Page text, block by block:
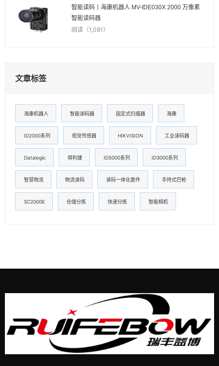
智能读码丨海康机器人 MV-IDE030X 2000 万像素
智能读码器
阅读（1,081）
文章标签
海康机器人 智能读码器 固定式扫描器 海康
ID2000系列 视觉传感器 HIKVISION 工业读码器
Datalogic 得利捷 ID5000系列 ID3000系列
智慧物流 物流读码 读码一体化套件 手持式巴枪
SC2000E 仓储分拣 快递分拣 智能相机